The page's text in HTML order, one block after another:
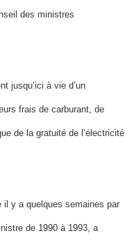
des ministres
jusqu’ici à vie d’un
frais de carburant, de
de la gratuité de l’électricité
y a quelques semaines par
de 1990 à 1993, a